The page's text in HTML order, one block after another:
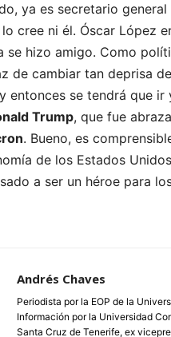
ya es secretario
lo cree ni él. Óscar López
se hizo amigo. Como
de cambiar tan deprisa
entonces se tendrá que ir
Trump, que fue
. Bueno, es
de los Estados
a ser un héroe para
Andrés Chaves
Periodista por la EOP de la
Información por la Universidad
Santa Cruz de Tenerife, ex